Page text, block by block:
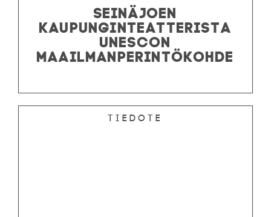
SEINÄJOEN
KAUPUNGINTEATTERISTA
UNESCON
MAAILMANPERINTÖKOHDE
Tiedote